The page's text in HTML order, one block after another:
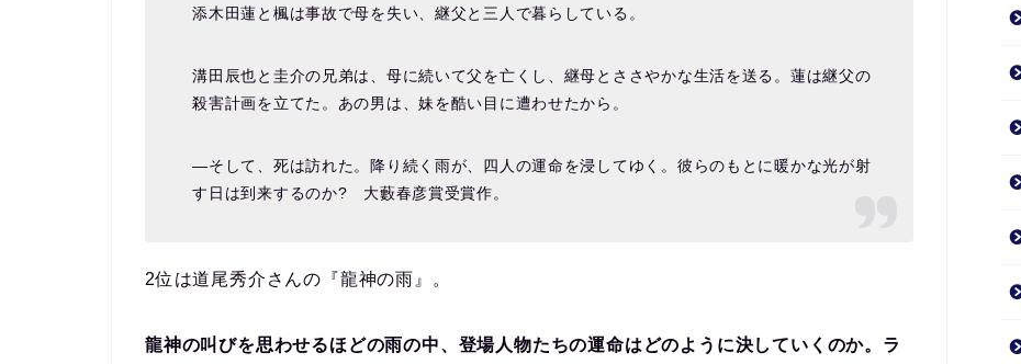
添木田蓮と楓は事故で母を失い、継父と三人で暮らしている。
溝田辰也と圭介の兄弟は、母に続いて父を亡くし、継母とささやかな生活を送る。蓮は継父の
殺害計画を立てた。あの男は、妹を酷い目に遭わせたから。
―そして、死は訪れた。降り続く雨が、四人の運命を浸してゆく。彼らのもとに暖かな光が射
す日は到来するのか? 大藪春彦賞受賞作。
2位は道尾秀介さんの『龍神の雨』。
龍神の叫びを思わせるほどの雨の中、登場人物たちの運命はどのように決していくのか。ラ